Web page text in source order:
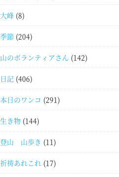
大峰 (8)
季節 (204)
山のボランティアさん (142)
日記 (406)
本日のワンコ (291)
生き物 (144)
登山 山歩き (11)
祈祷あれこれ (17)